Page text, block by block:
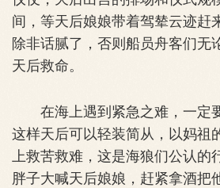
间，等天后娘娘带着驾辇云迹赶
除非话腻了，否则船员舟客们无
天后救命。
在海上遇到紧急之难，一定要
这样天后可以轻装简从，以妈祖
上救苦救难，这是海狼们公认
胖子大喊天后娘娘，赶紧拿酒把